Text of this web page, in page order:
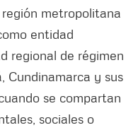
metropolitana
entidad
regional de régimen
Cundinamarca y sus
se compartan
sociales o